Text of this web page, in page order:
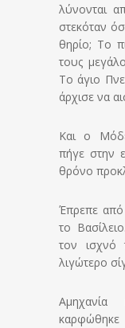
λύνονται
στεκόταν
θηρίο; Το
τους
Το άγιο
άρχισε να
Και ο
πήγε στην
θρόνο
Έπρεπε από
το
τον ισχνό
λιγώτερο